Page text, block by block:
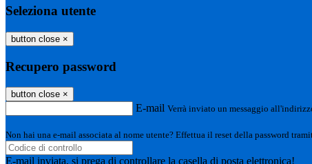
Seleziona utente
button close ×
Recupero password
button close ×
E-mail Verrà inviato un messaggio
Non hai una e-mail associata al nome utente? Effettua il reset della password
E-mail inviata, si prega di controllare la casella di posta elettronica!